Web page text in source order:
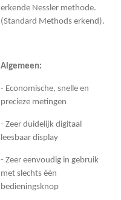
erkende Nessler methode.
(Standard Methods erkend).
Algemeen:
- Economische, snelle en
precieze metingen
- Zeer duidelijk digitaal
leesbaar display
- Zeer eenvoudig in gebruik
met slechts één
bedieningsknop